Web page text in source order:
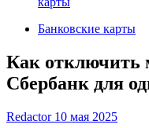
Банковские карты
Как отключить
Сбербанк для
Redactor 10 мая 2025